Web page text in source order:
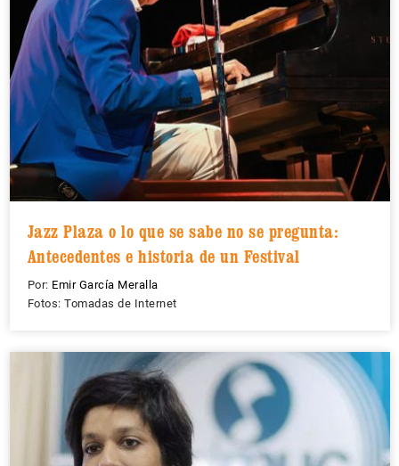
Jazz Plaza o lo que se sabe no se pregunta:
Antecedentes e historia de un Festival
Por: Emir García Meralla
Fotos: Tomadas de Internet